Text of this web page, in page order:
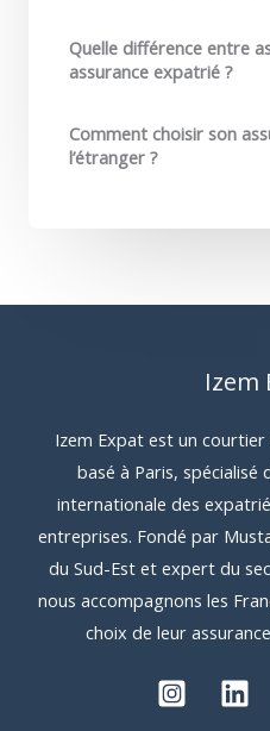
Quelle différence entre
assurance expatrié ?
Comment choisir son
l’étranger ?
Izem
Izem Expat est un
basé à Paris,
internationale des
entreprises. Fondé par
du Sud-Est et expert du
nous accompagnons les
choix de leur